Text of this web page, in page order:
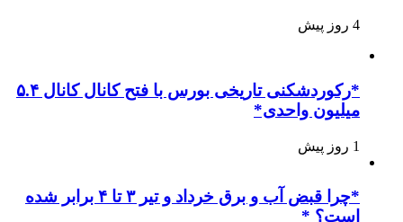
4 روز پیش
*رکوردشکنی تاریخی بورس با فتح کانال کانال ۵.۴
میلیون واحدی*
1 روز پیش
*چرا قبض آب و برق خرداد و تیر ۳ تا ۴ برابر شده
است؟ *